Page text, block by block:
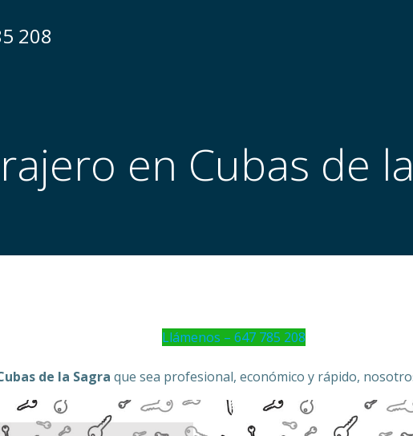
208
en Cubas de
Llámenos – 647 785 208
de la Sagra que sea profesional, económico y rápido,